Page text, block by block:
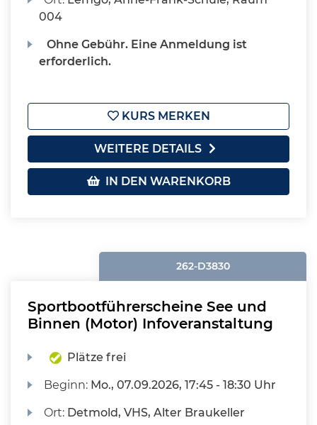
004
Ohne Gebühr. Eine Anmeldung ist
erforderlich.
KURS MERKEN
WEITERE DETAILS
IN DEN WARENKORB
262-D3830
Sportbootführerscheine See und
Binnen (Motor) Infoveranstaltung
Plätze frei
Beginn: Mo., 07.09.2026, 17:45 - 18:30 Uhr
Ort: Detmold, VHS, Alter Braukeller